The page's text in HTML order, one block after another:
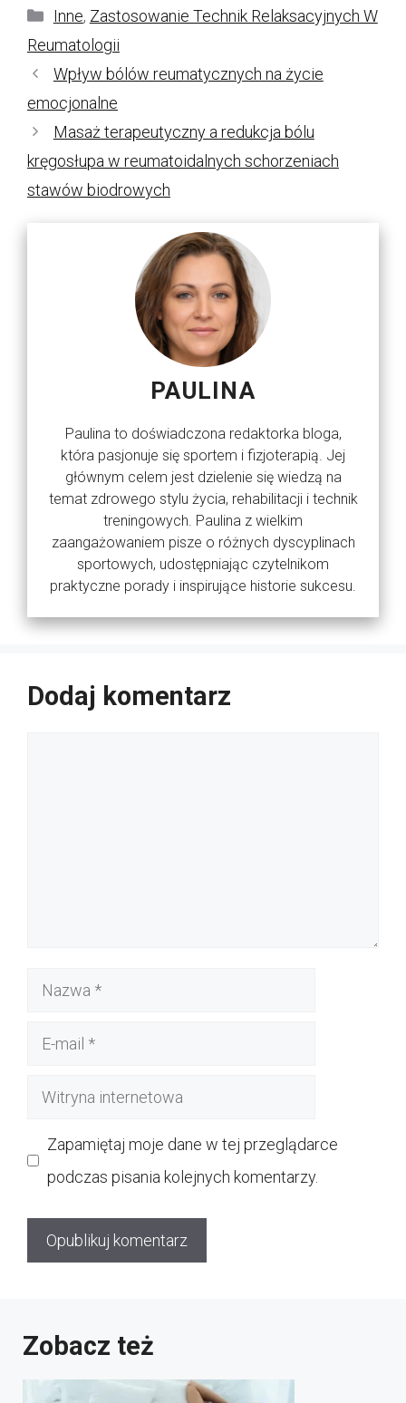
Kategorie
Inne, Zastosowanie Technik Relaksacyjnych W
Reumatologii
Wpływ bólów reumatycznych na życie
emocjonalne
Masaż terapeutyczny a redukcja bólu
kręgosłupa w reumatoidalnych schorzeniach
stawów biodrowych
PAULINA
Paulina to doświadczona redaktorka bloga,
która pasjonuje się sportem i fizjoterapią. Jej
głównym celem jest dzielenie się wiedzą na
temat zdrowego stylu życia, rehabilitacji i technik
treningowych. Paulina z wielkim
zaangażowaniem pisze o różnych dyscyplinach
sportowych, udostępniając czytelnikom
praktyczne porady i inspirujące historie sukcesu.
Dodaj komentarz
Nazwa
Witryna
Zapamiętaj moje dane w tej przeglądarce
podczas pisania kolejnych komentarzy.
Zobacz też